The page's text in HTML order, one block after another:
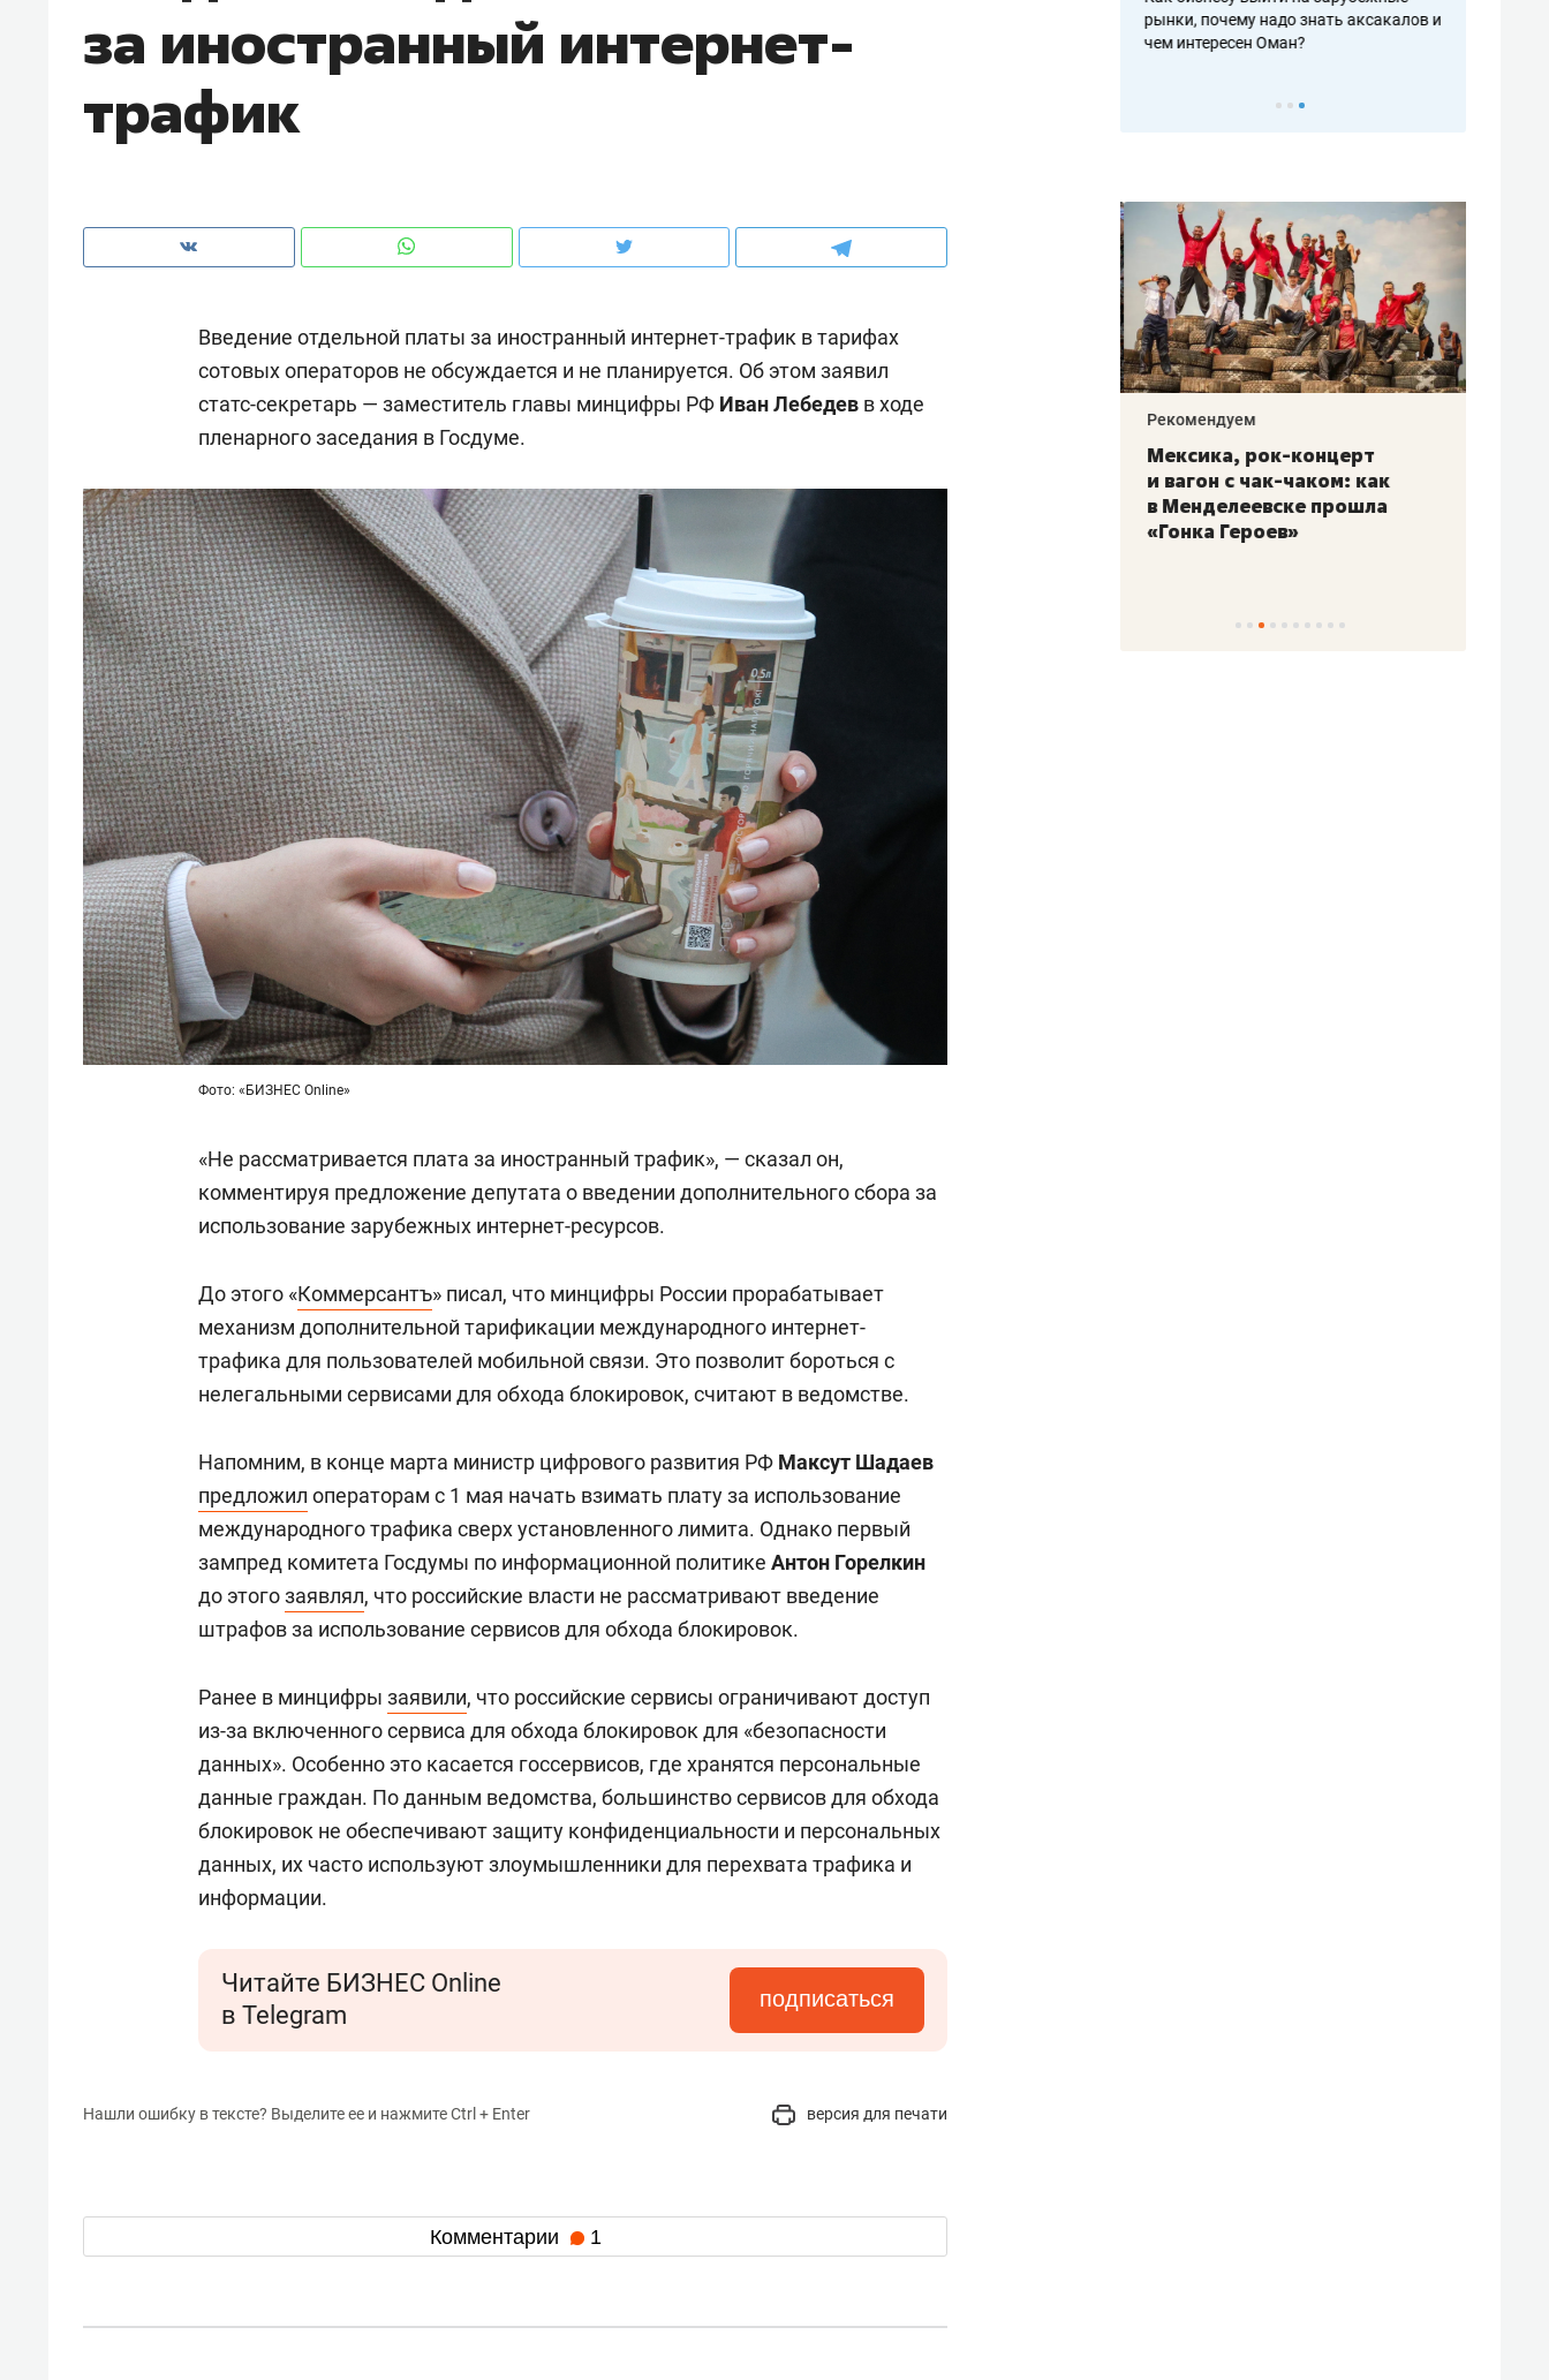
за иностранный интернет-
трафик
Введение отдельной платы за иностранный интернет-трафик в тарифах
сотовых операторов не обсуждается и не планируется. Об этом заявил
статс-секретарь — заместитель главы минцифры РФ Иван Лебедев в ходе
пленарного заседания в Госдуме.
Фото: «БИЗНЕС Online»
«Не рассматривается плата за иностранный трафик», — сказал он,
комментируя предложение депутата о введении дополнительного сбора за
использование зарубежных интернет-ресурсов.
До этого «Коммерсантъ» писал, что минцифры России прорабатывает
механизм дополнительной тарификации международного интернет-
трафика для пользователей мобильной связи. Это позволит бороться с
нелегальными сервисами для обхода блокировок, считают в ведомстве.
Напомним, в конце марта министр цифрового развития РФ Максут Шадаев
предложил операторам с 1 мая начать взимать плату за использование
международного трафика сверх установленного лимита. Однако первый
зампред комитета Госдумы по информационной политике Антон Горелкин
до этогозаявлял, что российские власти не рассматривают введение
штрафов за использование сервисов для обхода блокировок.
Ранее в минцифры заявили, что российские сервисы ограничивают доступ
из-за включенного сервиса для обхода блокировок для «безопасности
данных». Особенно это касается госсервисов, где хранятся персональные
данные граждан. По данным ведомства, большинство сервисов для обхода
блокировок не обеспечивают защиту конфиденциальности и персональных
данных, их часто используют злоумышленники для перехвата трафика и
информации.
Читайте БИЗНЕС Online
в Telegram
подписаться
Нашли ошибку в тексте? Выделите ее и нажмите Ctrl + Enter версия для печати
Комментарии 1
рынки, почему надо знать аксакалов и
чем интересен Оман?
клиентах и чудных запросах мастеров налогах и развитии без кредитов
рынки, почему надо знать аксакалов и
чем интересен Оман?
Как ГК «МИР ГРУПП» и ВТБ
комфорта под Казанью
150 камер до квартиры и Face
безопасность в ЖК «Нова»
Рекомендуем Рекомендуем
Мексика, рок-концерт
и вагон с чак-чаком: как
в Менделеевске прошла
«Гонка Героев»